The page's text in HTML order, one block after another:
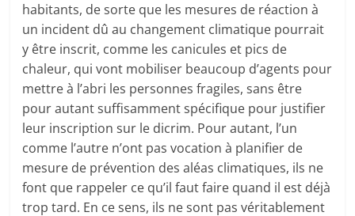
habitants, de sorte que les mesures de réaction à
un incident dû au changement climatique pourrait
y être inscrit, comme les canicules et pics de
chaleur, qui vont mobiliser beaucoup d’agents pour
mettre à l’abri les personnes fragiles, sans être
pour autant suffisamment spécifique pour justifier
leur inscription sur le dicrim. Pour autant, l’un
comme l’autre n’ont pas vocation à planifier de
mesure de prévention des aléas climatiques, ils ne
font que rappeler ce qu’il faut faire quand il est déjà
trop tard. En ce sens, ils ne sont pas véritablement